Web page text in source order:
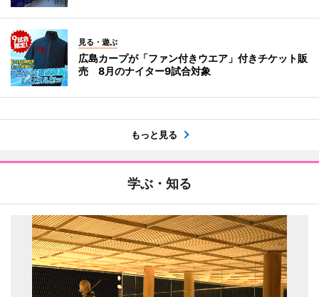
見る・遊ぶ
広島カープが「ファン付きウエア」付きチケット販
売 8月のナイター9試合対象
もっと見る
学ぶ・知る